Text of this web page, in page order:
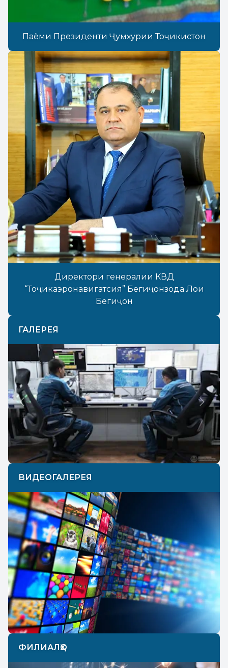
Паёми Президенти Ҷумҳурии Тоҷикистон
Директори генералии КВД
“Тоҷикаэронавигатсия” Бегиҷонзода Лоиқ
Бегиҷон
ГАЛЕРЕЯ
Previous Next
ВИДЕОГАЛЕРЕЯ
ФИЛИАЛҲО